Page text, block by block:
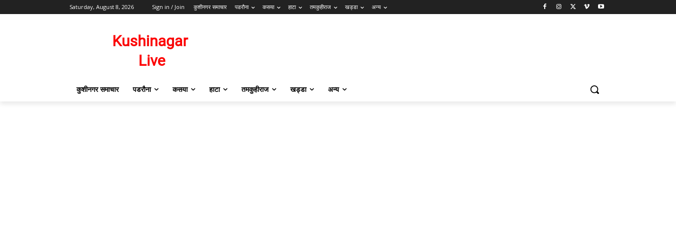
Saturday, August 8, 2026 Sign in / Join कुशीनगर समाचार पडरौना कसया हाटा तमकुहीराज खड्डा अन्य
कुशीनगर समाचार पडरौना कसया हाटा तमकुहीराज खड्डा अन्य